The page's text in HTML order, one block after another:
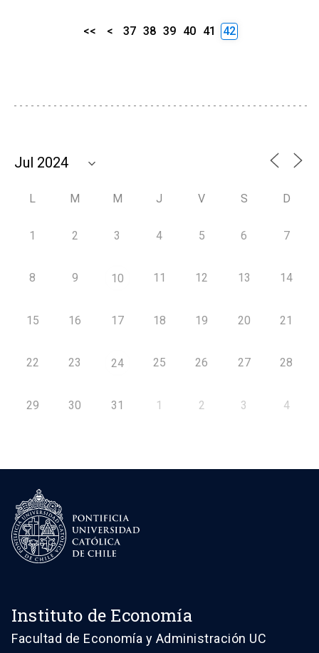
<< < 37 38 39 40 41 42
L M M J V S D
1 2 3 4 5 6 7
8 9 10 11 12 13 14
15 16 17 18 19 20 21
22 23 24 25 26 27 28
29 30 31 1 2 3 4
Instituto de Economía
Facultad de Economía y Administración UC